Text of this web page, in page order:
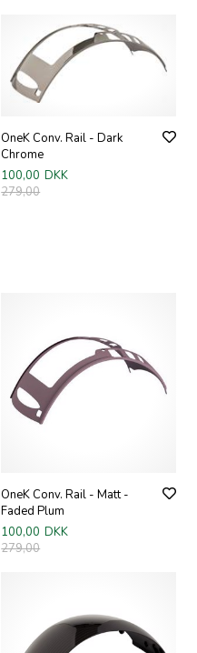
OneK Conv. Rail - Dark
Chrome
100,00 DKK
279,00
OneK Conv. Rail - Matt -
Faded Plum
100,00 DKK
279,00